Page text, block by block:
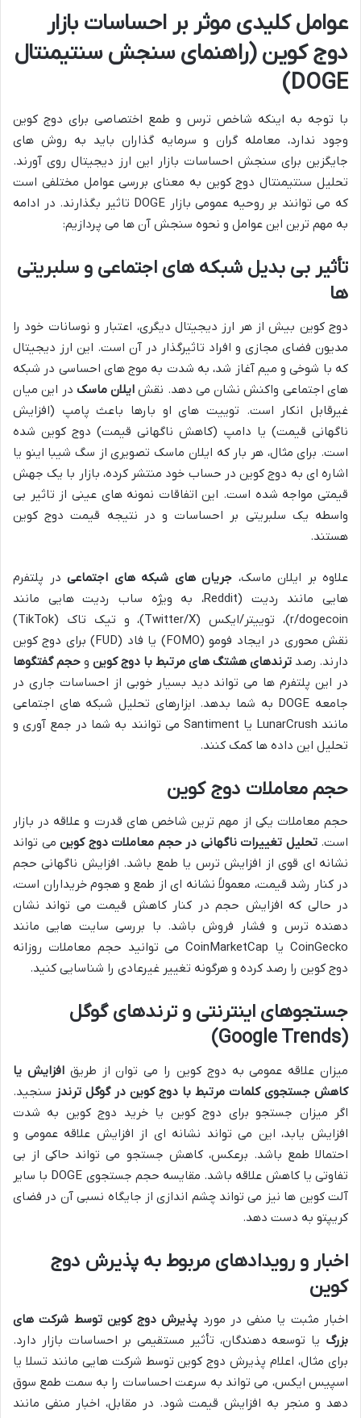
عوامل کلیدی موثر بر احساسات بازار
دوج کوین (راهنمای سنجش سنتیمنتال
DOGE)
با توجه به اینکه شاخص ترس و طمع اختصاصی برای دوج کوین
وجود ندارد، معامله گران و سرمایه گذاران باید به روش های
جایگزین برای سنجش احساسات بازار این ارز دیجیتال روی آورند.
تحلیل سنتیمنتال دوج کوین به معنای بررسی عوامل مختلفی است
که می توانند بر روحیه عمومی بازار DOGE تاثیر بگذارند. در ادامه
به مهم ترین این عوامل و نحوه سنجش آن ها می پردازیم:
تأثیر بی بدیل شبکه های اجتماعی و سلبریتی
ها
دوج کوین بیش از هر ارز دیجیتال دیگری، اعتبار و نوسانات خود را
مدیون فضای مجازی و افراد تاثیرگذار در آن است. این ارز دیجیتال
که با شوخی و میم آغاز شد، به شدت به موج های احساسی در شبکه
های اجتماعی واکنش نشان می دهد. نقش ایلان ماسک در این میان
غیرقابل انکار است. توییت های او بارها باعث پامپ (افزایش
ناگهانی قیمت) یا دامپ (کاهش ناگهانی قیمت) دوج کوین شده
است. برای مثال، هر بار که ایلان ماسک تصویری از سگ شیبا اینو یا
اشاره ای به دوج کوین در حساب خود منتشر کرده، بازار با یک جهش
قیمتی مواجه شده است. این اتفاقات نمونه های عینی از تاثیر بی
واسطه یک سلبریتی بر احساسات و در نتیجه قیمت دوج کوین
هستند.
علاوه بر ایلان ماسک، جریان های شبکه های اجتماعی در پلتفرم
هایی مانند ردیت (Reddit، به ویژه ساب ردیت هایی مانند
r/dogecoin)، توییتر/ایکس (Twitter/X)، و تیک تاک (TikTok)
نقش محوری در ایجاد فومو (FOMO) یا فاد (FUD) برای دوج کوین
دارند. رصد ترندهای هشتگ های مرتبط با دوج کوین و حجم گفتگوها
در این پلتفرم ها می تواند دید بسیار خوبی از احساسات جاری در
جامعه DOGE به شما بدهد. ابزارهای تحلیل شبکه های اجتماعی
مانند LunarCrush یا Santiment می توانند به شما در جمع آوری و
تحلیل این داده ها کمک کنند.
حجم معاملات دوج کوین
حجم معاملات یکی از مهم ترین شاخص های قدرت و علاقه در بازار
است.تحلیل تغییرات ناگهانی در حجم معاملات دوج کوین می تواند
نشانه ای قوی از افزایش ترس یا طمع باشد. افزایش ناگهانی حجم
در کنار رشد قیمت، معمولاً نشانه ای از طمع و هجوم خریداران است،
در حالی که افزایش حجم در کنار کاهش قیمت می تواند نشان
دهنده ترس و فشار فروش باشد. با بررسی سایت هایی مانند
CoinGecko یا CoinMarketCap می توانید حجم معاملات روزانه
دوج کوین را رصد کرده و هرگونه تغییر غیرعادی را شناسایی کنید.
جستجوهای اینترنتی و ترندهای گوگل
(Google Trends)
میزان علاقه عمومی به دوج کوین را می توان از طریقافزایش یا
کاهش جستجوی کلمات مرتبط با دوج کوین در گوگل ترندز سنجید.
اگر میزان جستجو برای دوج کوین یا خرید دوج کوین به شدت
افزایش یابد، این می تواند نشانه ای از افزایش علاقه عمومی و
احتمالا طمع باشد. برعکس، کاهش جستجو می تواند حاکی از بی
تفاوتی یا کاهش علاقه باشد. مقایسه حجم جستجوی DOGE با سایر
آلت کوین ها نیز می تواند چشم اندازی از جایگاه نسبی آن در فضای
کریپتو به دست دهد.
اخبار و رویدادهای مربوط به پذیرش دوج
کوین
اخبار مثبت یا منفی در مورد پذیرش دوج کوین توسط شرکت های
بزرگ یا توسعه دهندگان، تأثیر مستقیمی بر احساسات بازار دارد.
برای مثال، اعلام پذیرش دوج کوین توسط شرکت هایی مانند تسلا یا
اسپیس ایکس، می تواند به سرعت احساسات را به سمت طمع سوق
دهد و منجر به افزایش قیمت شود. در مقابل، اخبار منفی مانند